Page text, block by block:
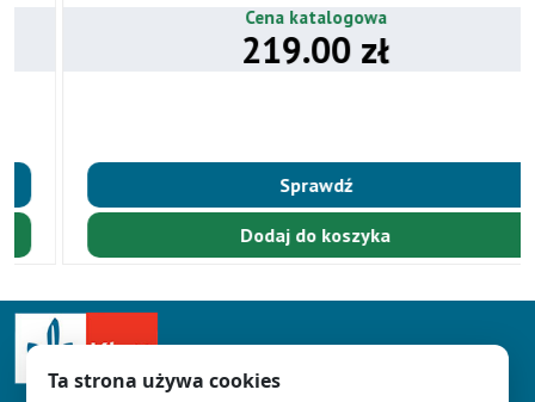
Cena katalogowa
219.00 zł
Sprawdź
Dodaj do koszyka
Ta strona używa cookies